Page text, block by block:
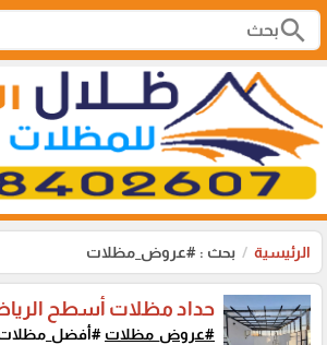
search
الرئيسية بحث : #عروض_مظلات
حداد مظلات أسطح
#عروض_مظلات